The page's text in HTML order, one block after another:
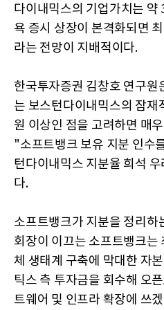
다이내믹스의 기업가치는 약
욕 증시 상장이 본격화되면
라는 전망이 지배적이다.
한국투자증권 김창호 연구원
는 보스턴다이내믹스의 잠
원 이상인 점을 고려하면 매
"소프트뱅크 보유 지분 인수
턴다이내믹스 지분율 희석
다.
소프트뱅크가 지분을 정리하
회장이 이끄는 소프트뱅크는
체 생태계 구축에 막대한 자
틱스 측 투자금을 회수해 오
트웨어 및 인프라 확장에 쓰